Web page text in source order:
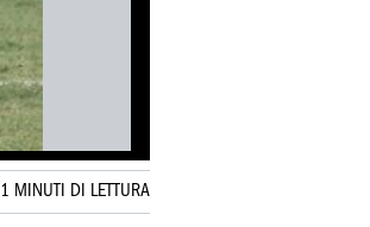
1 MINUTI DI LETTURA